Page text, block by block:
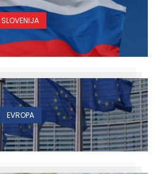
SLOVENIJA
EVROPA